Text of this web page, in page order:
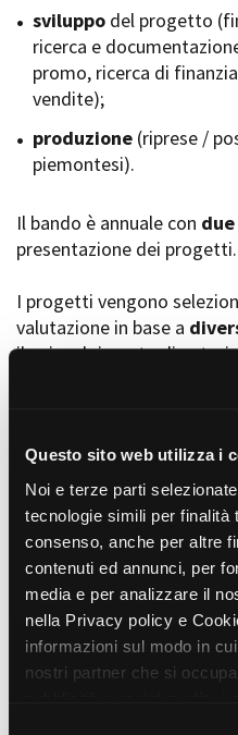
Questo sito web utilizza i
Noi e terze parti
tecnologie simili per finalità
consenso, anche per altre
contenuti ed annunci, per
media e per analizzare il
nella Privacy policy e
informazioni sul modo in
nostri partner che si
LOCATION GUIDE
FILM DATABASE
BOOK DATABASE
NEWS
CASTING
Amministrazione trasparente
Bandi e gare
Whistleblowing
sviluppo del progetto
ricerca e
promo, ricerca di
vendite);
produzione (riprese /
piemontesi).
Il bando è annuale con
presentazione dei progetti.
I progetti vengono
valutazione in base a
il coinvolgimento di
torinesi e piemontesi, i
diffusione attraverso
canali televisivi,
Progetti in
Vedi 105 progetti in